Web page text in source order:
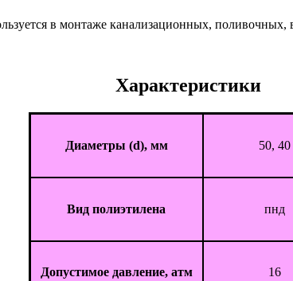
в монтаже канализационных, поливочных,
Характеристики
Диаметры (d), мм 50, 40
Вид полиэтилена пнд
Допустимое давление, атм 16